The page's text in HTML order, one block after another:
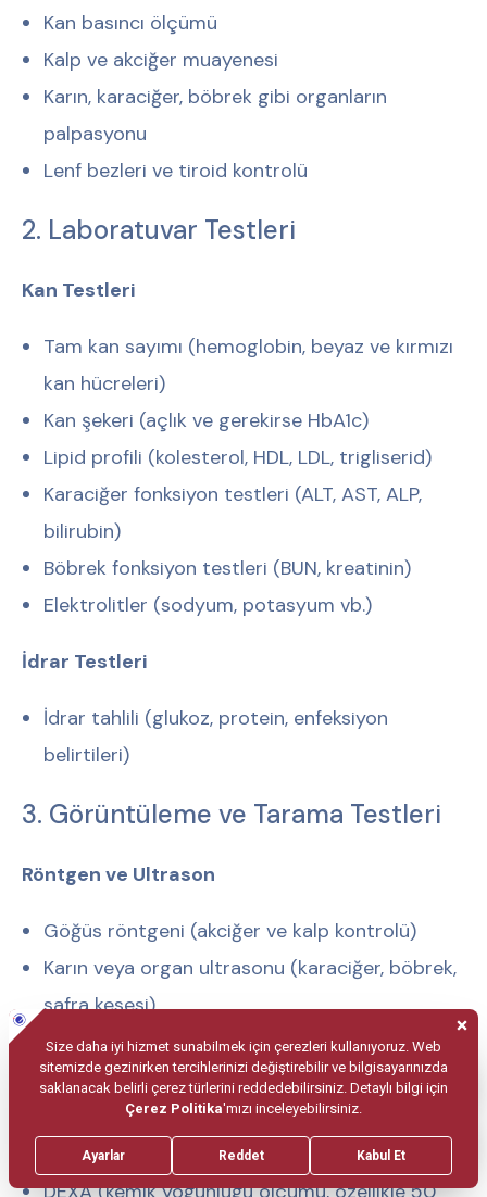
Kan basıncı ölçümü
Kalp ve akciğer muayenesi
Karın, karaciğer, böbrek gibi organların
palpasyonu
Lenf bezleri ve tiroid kontrolü
2. Laboratuvar Testleri
Kan Testleri
Tam kan sayımı (hemoglobin, beyaz ve kırmızı
kan hücreleri)
Kan şekeri (açlık ve gerekirse HbA1c)
Lipid profili (kolesterol, HDL, LDL, trigliserid)
Karaciğer fonksiyon testleri (ALT, AST, ALP,
bilirubin)
Böbrek fonksiyon testleri (BUN, kreatinin)
Elektrolitler (sodyum, potasyum vb.)
İdrar Testleri
İdrar tahlili (glukoz, protein, enfeksiyon
belirtileri)
3. Görüntüleme ve Tarama Testleri
Röntgen ve Ultrason
Göğüs röntgeni (akciğer ve kalp kontrolü)
Karın veya organ ultrasonu (karaciğer, böbrek,
safra kesesi)
Gelişmiş Taramalar (gerektiğinde)
EKG (kalp ritim kontrolü)
EKO (kalp ultrasonu)
DEXA (kemik yoğunluğu ölçümü, özellikle 50